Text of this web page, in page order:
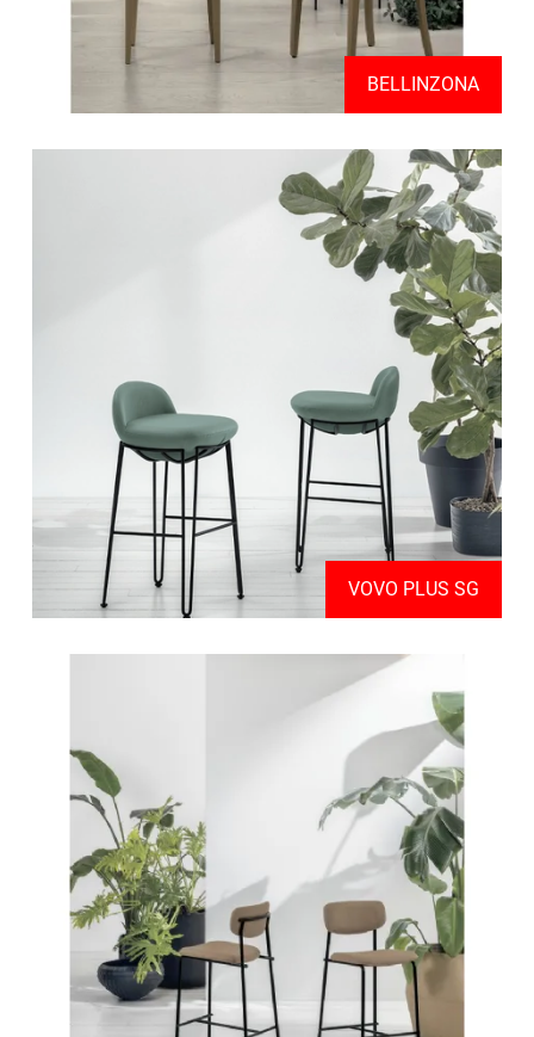
BELLINZONA
VOVO PLUS SG